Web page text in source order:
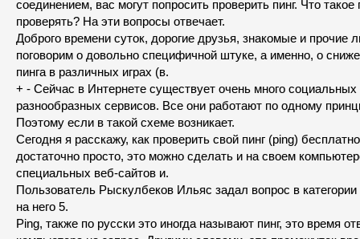
соединением, вас могут попросить проверить пинг. Что
проверять? На эти вопросы отвечает.
Доброго времени суток, дорогие друзья, знакомые и прочие
поговорим о довольно специфичной штуке, а именно, о
пинга в различных играх (в.
+ - Сейчас в Интернете существует очень много социальных
разнообразных сервисов. Все они работают по одному
Поэтому если в такой схеме возникает.
Сегодня я расскажу, как проверить свой пинг (ping)
достаточно просто, это можно сделать и на своем
специальных веб-сайтов и.
Пользователь Рыскулбеков Ильяс задал вопрос в
на него 5.
Ping, также по русски это иногда называют пинг, это время